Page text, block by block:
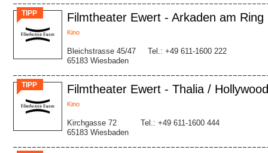
TIPP Filmtheater Ewert - Arkaden am Ring
Kino
Bleichstrasse 45/47
65183 Wiesbaden
Tel.: +49 611-1600 222
TIPP Filmtheater Ewert - Thalia / Hollywood
Kino
Kirchgasse 72
65183 Wiesbaden
Tel.: +49 611-1600 444